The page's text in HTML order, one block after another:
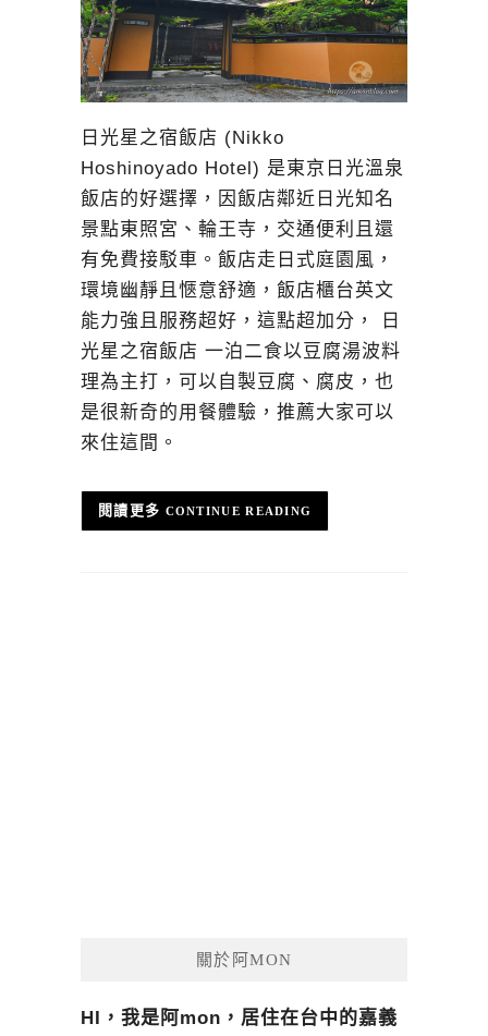
日光星之宿飯店 (Nikko
Hoshinoyado Hotel) 是東京日光溫泉
飯店的好選擇，因飯店鄰近日光知名
景點東照宮、輪王寺，交通便利且還
有免費接駁車。飯店走日式庭園風，
環境幽靜且愜意舒適，飯店櫃台英文
能力強且服務超好，這點超加分， 日
光星之宿飯店 一泊二食以豆腐湯波料
理為主打，可以自製豆腐、腐皮，也
是很新奇的用餐體驗，推薦大家可以
來住這間。
CONTINUE READING
關於阿MON
HI，我是阿mon，居住在台中的嘉義